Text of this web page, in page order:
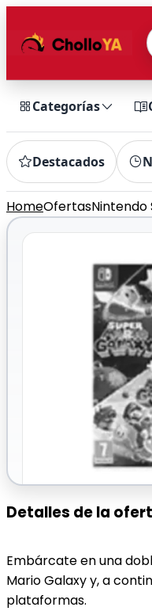
Categorías
Destacados
HomeOfertasNintendo
Detalles de la
Embárcate en una
Mario Galaxy y, a
plataformas.